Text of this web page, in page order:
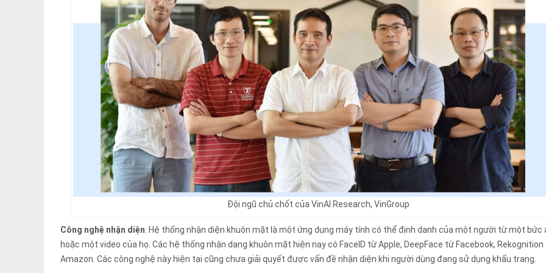
Đội ngũ chủ chốt của VinAI Research, VinGroup
Công nghệ nhận diện: Hệ thống nhận diện khuôn mặt là một ứng dụng máy tính có thể định danh của một người từ một bức
hoặc một video của họ. Các hệ thống nhận dạng khuôn mặt hiện nay có FaceID từ Apple, DeepFace từ Facebook,
Amazon. Các công nghệ này hiện tại cũng chưa giải quyết được vấn đề nhận diện khi người dùng đang sử dụng khẩu trang.